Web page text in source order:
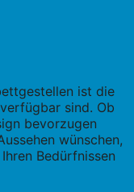
ist die
sind. Ob
bevorzugen
wünschen,
Bedürfnissen